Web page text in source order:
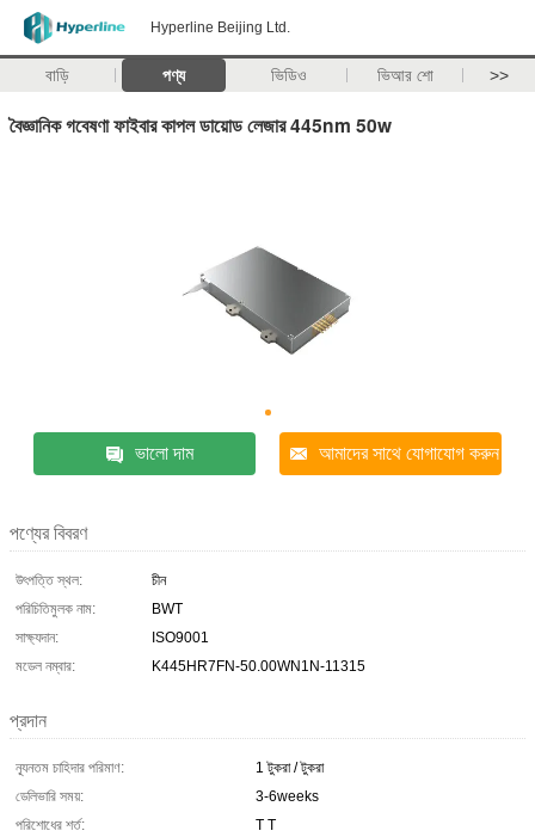
Hyperline Beijing Ltd.
বাড়ি পণ্য ভিডিও ভিআর শো >>
বৈজ্ঞানিক গবেষণা ফাইবার কাপল ডায়োড লেজার 445nm 50w
ভালো দাম আমাদের সাথে যোগাযোগ করুন
পণ্যের বিবরণ
উৎপত্তি স্থল:
চীন
পরিচিতিমুলক নাম:
BWT
সাক্ষ্যদান:
ISO9001
মডেল নম্বার:
K445HR7FN-50.00WN1N-11315
প্রদান
ন্যূনতম চাহিদার পরিমাণ:
1 টুকরা / টুকরা
ডেলিভারি সময়:
3-6weeks
পরিশোধের শর্ত:
T T